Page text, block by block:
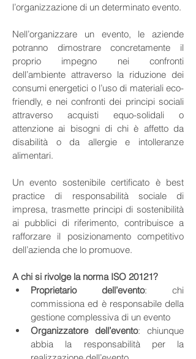
l’organizzazione di un determinato evento.
Nell’organizzare un evento, le aziende
potranno dimostrare concretamente il
proprio impegno nei confronti
dell’ambiente attraverso la riduzione dei
consumi energetici o l’uso di materiali eco-
friendly, e nei confronti dei principi sociali
attraverso acquisti equo-solidali o
attenzione ai bisogni di chi è affetto da
disabilità o da allergie e intolleranze
alimentari.
Un evento sostenibile certificato è best
practice di responsabilità sociale di
impresa, trasmette principi di sostenibilità
ai pubblici di riferimento, contribuisce a
rafforzare il posizionamento competitivo
dell’azienda che lo promuove.
A chi si rivolge la norma ISO 20121?
Proprietario dell’evento: chi
commissiona ed è responsabile della
gestione complessiva di un evento
Organizzatore dell’evento: chiunque
abbia la responsabilità per la